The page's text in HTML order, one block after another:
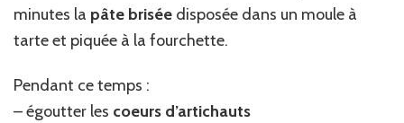
minutes la pâte brisée disposée dans un moule à
tarte et piquée à la fourchette.
Pendant ce temps :
– égoutter les coeurs d’artichauts